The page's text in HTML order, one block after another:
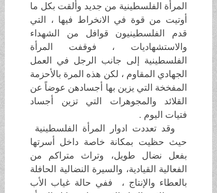
المرأة الفلسطينية من جديد وألقت بكل ما
أوتيت من قوة في الانخراط فيها ، التي
قدم الفلسطينيون قوافل من الشهداء
والاستشهاديات ، فوقفت المرأة
الفلسطينية إلى جانب الرجل في العمل
الجهادي المقاوم ، لكن هذه المرة بالأحزمة
المفخخة التي يزين بها أجسادهن عوضاً عن
القلائد والمجوهرات التي تزين أجساد
فتيات اليوم .
وقد تعددت ادوار المرأة الفلسطينية
حيث حظيت بمكانة خاصة داخل أسرتها
بفعل نضال طويل، وتراث متراكم من
الفعالية القيادية، والسيرة النضالية الحافلة
بالعطاء والإنتاج ، ففي حالة غياب الأب